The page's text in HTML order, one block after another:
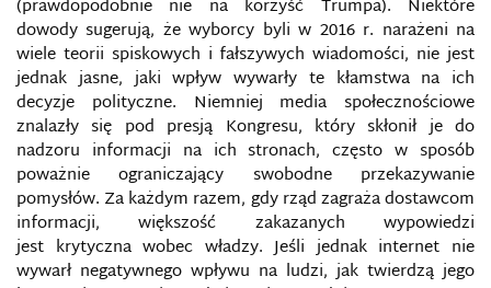
(prawdopodobnie nie na korzyść Trumpa). Niektóre
dowody sugerują, że wyborcy byli w 2016 r. narażeni na
wiele teorii spiskowych i fałszywych wiadomości, nie jest
jednak jasne, jaki wpływ wywarły te kłamstwa na ich
decyzje polityczne. Niemniej media społecznościowe
znalazły się pod presją Kongresu, który skłonił je do
nadzoru informacji na ich stronach, często w sposób
poważnie ograniczający swobodne przekazywanie
pomysłów. Za każdym razem, gdy rząd zagraża dostawcom
informacji, większość zakazanych wypowiedzi
jest krytyczna wobec władzy. Jeśli jednak internet nie
wywarł negatywnego wpływu na ludzi, jak twierdzą jego